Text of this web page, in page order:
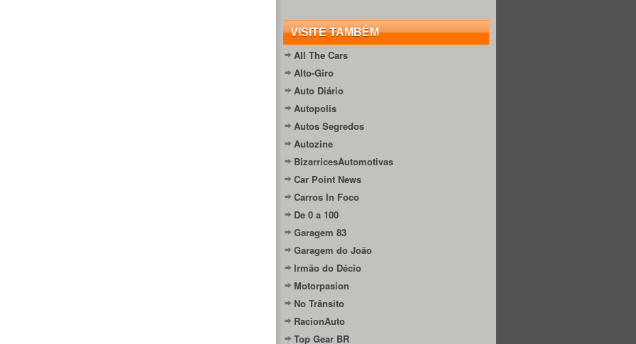
VISITE TAMBÉM
All The Cars
Alto-Giro
Auto Diário
Autopolis
Autos Segredos
Autozine
BizarricesAutomotivas
Car Point News
Carros In Foco
De 0 a 100
Garagem 83
Garagem do João
Irmão do Décio
Motorpasion
No Trânsito
RacionAuto
Top Gear BR